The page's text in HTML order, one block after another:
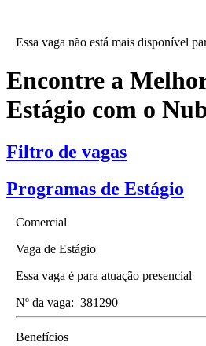
Essa vaga não está mais disponível
Encontre a
Estágio com o
Filtro de vagas
Programas de Estágio
Comercial
Vaga de Estágio
Essa vaga é para atuação presencial
Nº da vaga: 381290
Benefícios